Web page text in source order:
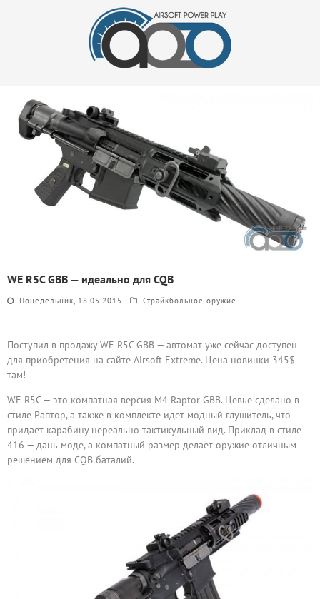
WE R5C GBB — идеально для CQB
Понедельник, 18.05.2015 Страйкбольное оружие
Поступил в продажу WE R5C GBB — автомат уже сейчас доступен
для приобретения на сайте Airsoft Extreme. Цена новинки 345$
там!
WE R5C — это компатная версия M4 Raptor GBB. Цевье сделано в
стиле Раптор, а также в комплекте идет модный глушитель, что
придает карабину нереально тактикульный вид. Приклад в стиле
416 — дань моде, а компатный размер делает оружие отличным
решением для CQB баталий.